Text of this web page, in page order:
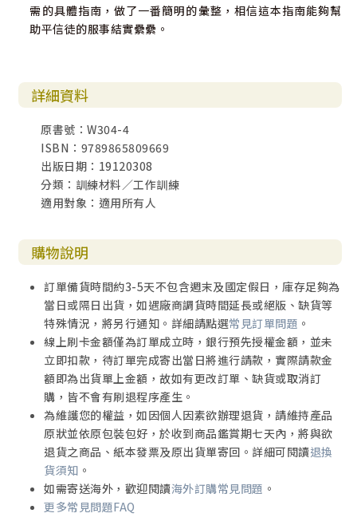
需的具體指南，做了一番簡明的彙整，相信這本指南能夠幫
助平信徒的服事結實纍纍。
詳細資料
原書號：W304-4
ISBN：9789865809669
出版日期：19120308
分類：訓練材料／工作訓練
適用對象：適用所有人
購物說明
訂單備貨時間約3-5天不包含週末及國定假日，庫存足夠為
當日或隔日出貨，如遇廠商調貨時間延長或絕版、缺貨等
特殊情況，將另行通知。詳細請點選常見訂單問題 。
線上刷卡金額僅為訂單成立時，銀行預先授權金額，並未
立即扣款，待訂單完成寄出當日將進行請款，實際請款金
額即為出貨單上金額，故如有更改訂單、缺貨或取消訂
購，皆不會有刷退程序產生。
為維護您的權益，如因個人因素欲辦理退貨，請維持產品
原狀並依原包裝包好，於收到商品鑑賞期七天內，將與欲
退貨之商品、紙本發票及原出貨單寄回。詳細可閱讀退換
貨須知 。
如需寄送海外，歡迎閱讀海外訂購常見問題 。
更多常見問題FAQ